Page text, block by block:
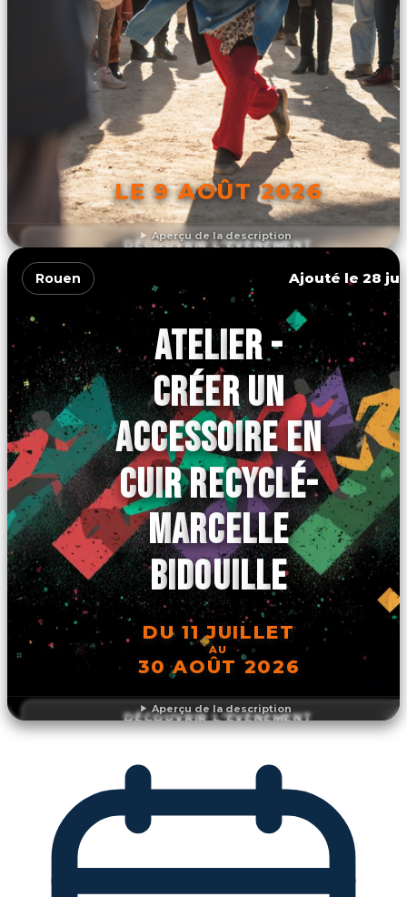
Aperçu de la description
LE 9 AOÛT 2026
DÉCOUVRIR L'ÉVÉNEMENT
Aperçu de la description
Rouen Ajouté le 28
ATELIER -
CRÉER UN
ACCESSOIRE EN
CUIR RECYCLÉ-
MARCELLE
BIDOUILLE
DU 11 JUILLET
AU
30 AOÛT 2026
DÉCOUVRIR L'ÉVÉNEMENT